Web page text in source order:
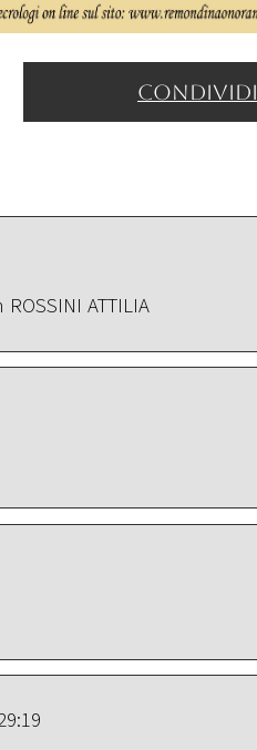
Condividi
ATTILIA